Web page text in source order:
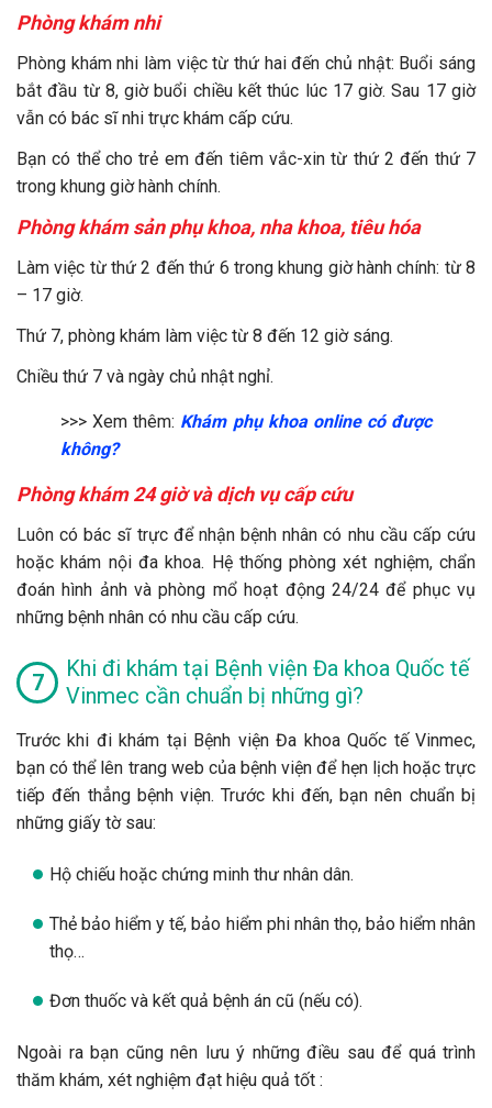
Phòng khám nhi
Phòng khám nhi làm việc từ thứ hai đến chủ nhật: Buổi sáng
bắt đầu từ 8, giờ buổi chiều kết thúc lúc 17 giờ. Sau 17 giờ
vẫn có bác sĩ nhi trực khám cấp cứu.
Bạn có thể cho trẻ em đến tiêm vắc-xin từ thứ 2 đến thứ 7
trong khung giờ hành chính.
Phòng khám sản phụ khoa, nha khoa, tiêu hóa
Làm việc từ thứ 2 đến thứ 6 trong khung giờ hành chính: từ 8
– 17 giờ.
Thứ 7, phòng khám làm việc từ 8 đến 12 giờ sáng.
Chiều thứ 7 và ngày chủ nhật nghỉ.
>>> Xem thêm: Khám phụ khoa online có được
không?
Phòng khám 24 giờ và dịch vụ cấp cứu
Luôn có bác sĩ trực để nhận bệnh nhân có nhu cầu cấp cứu
hoặc khám nội đa khoa. Hệ thống phòng xét nghiệm, chẩn
đoán hình ảnh và phòng mổ hoạt động 24/24 để phục vụ
những bệnh nhân có nhu cầu cấp cứu.
Khi đi khám tại Bệnh viện Đa khoa Quốc tế
Vinmec cần chuẩn bị những gì?
Trước khi đi khám tại Bệnh viện Đa khoa Quốc tế Vinmec,
bạn có thể lên trang web của bệnh viện để hẹn lịch hoặc trực
tiếp đến thẳng bệnh viện. Trước khi đến, bạn nên chuẩn bị
những giấy tờ sau:
Hộ chiếu hoặc chứng minh thư nhân dân.
Thẻ bảo hiểm y tế, bảo hiểm phi nhân thọ, bảo hiểm nhân
thọ…
Đơn thuốc và kết quả bệnh án cũ (nếu có).
Ngoài ra bạn cũng nên lưu ý những điều sau để quá trình
thăm khám, xét nghiệm đạt hiệu quả tốt :